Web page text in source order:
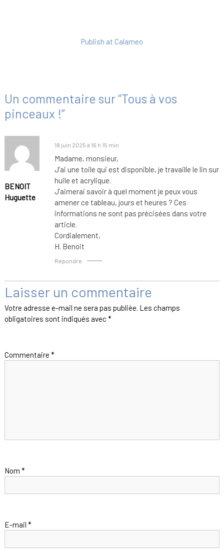
Publish at Calameo
Un commentaire sur “Tous à vos
pinceaux !”
BENOIT
Huguette
18 juin 2025 à 16 h 15 min
Madame, monsieur,
J’ai une toile qui est disponible, je travaille le lin sur
huile et acrylique.
J’aimerai savoir à quel moment je peux vous
amener ce tableau, jours et heures ? Ces
informations ne sont pas précisées dans votre
article.
Cordialement,
H. Benoit
Répondre
Laisser un commentaire
Votre adresse e-mail ne sera pas publiée. Les champs
obligatoires sont indiqués avec *
Commentaire *
Nom *
E-mail *